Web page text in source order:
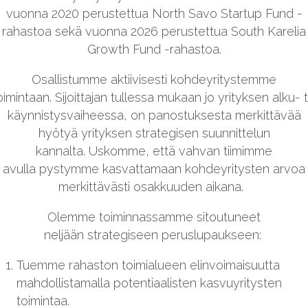
vuonna 2020 perustettua North Savo Startup Fund -
rahastoa sekä vuonna 2026 perustettua South Karelia
Growth Fund -rahastoa.
Osallistumme aktiivisesti kohdeyritystemme
Sijoittajan tullessa mukaan jo yrityksen alku-
käynnistysvaiheessa, on panostuksesta merkittävää
hyötyä yrityksen strategisen suunnittelun
kannalta. Uskomme, että vahvan tiimimme
avulla pystymme kasvattamaan kohdeyritysten arvoa
merkittävästi osakkuuden aikana.
Olemme toiminnassamme sitoutuneet
neljään strategiseen peruslupaukseen:
Tuemme rahaston toimialueen elinvoimaisuutta
mahdollistamalla potentiaalisten kasvuyritysten
toimintaa.